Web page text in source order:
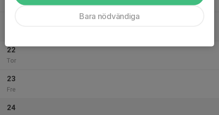
22
Tor
23
Fre
24
Bara nödvändiga